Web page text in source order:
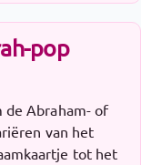
pop
de Abraham- of
van het
tot het